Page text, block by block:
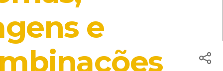
CMIA ISBN: 972-8002-17-3
e